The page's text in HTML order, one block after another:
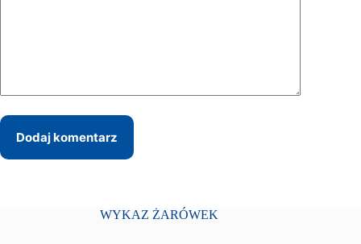
Dodaj komentarz
WYKAZ ŻARÓWEK